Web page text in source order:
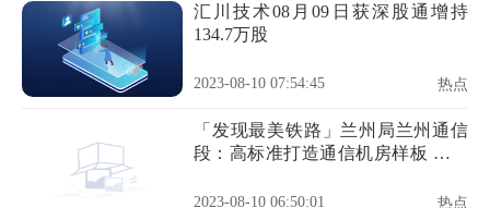
汇川技术08月09日获深股通增持
134.7万股
2023-08-10 07:54:45 热点
「发现最美铁路」兰州局兰州通信
段：高标准打造通信机房样板 全方
2023-08-10 06:50:01 热点